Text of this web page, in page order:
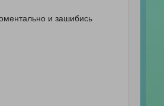
и зашибись